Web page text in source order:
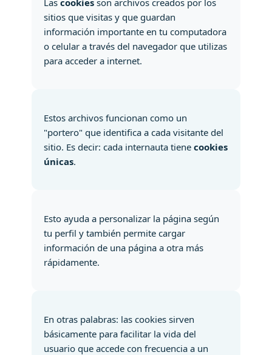
sitios que visitas y que guardan
información importante en tu computadora
o celular a través del navegador que utilizas
para acceder a internet.
Estos archivos funcionan como un
"portero" que identifica a cada visitante del
sitio. Es decir: cada internauta tienecookies
únicas.
Esto ayuda a personalizar la página según
tu perfil y también permite cargar
información de una página a otra más
rápidamente.
En otras palabras: las cookies sirven
básicamente para facilitar la vida del
usuario que accede con frecuencia a un